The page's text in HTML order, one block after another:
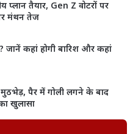
प्लान तैयार, Gen Z वोटरों पर
मंथन तेज
कहां होगी बारिश और कहां
पैर में गोली लगने के बाद
खुलासा